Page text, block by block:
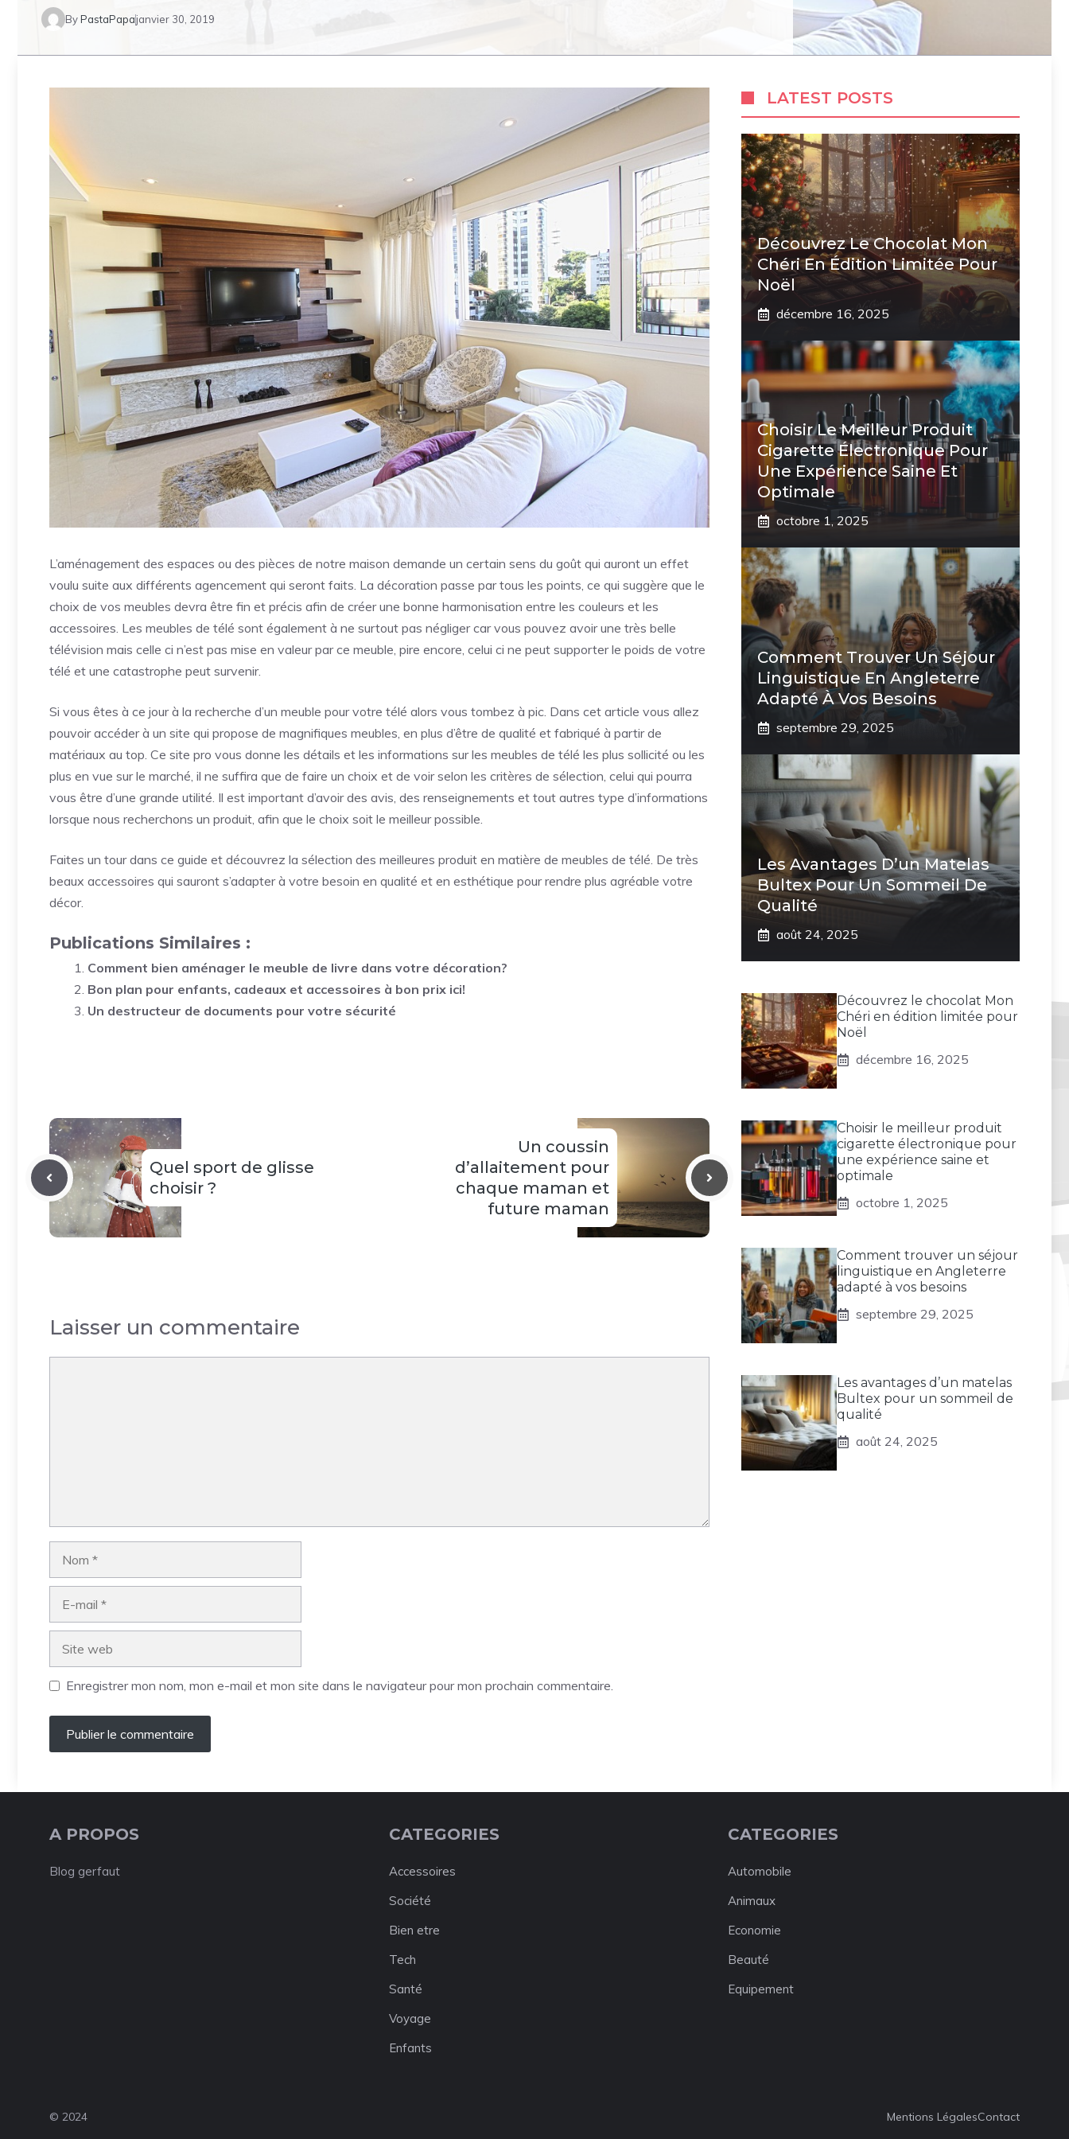
ByPastaPapajanvier 30, 2019
L’aménagement des espaces ou des pièces de notre maison demande un certain sens du goût qui auront un effet
voulu suite aux différents agencement qui seront faits. La décoration passe par tous les points, ce qui suggère que le
choix de vos meubles devra être fin et précis afin de créer une bonne harmonisation entre les couleurs et les
accessoires. Les meubles de télé sont également à ne surtout pas négliger car vous pouvez avoir une très belle
télévision mais celle ci n’est pas mise en valeur par ce meuble, pire encore, celui ci ne peut supporter le poids de votre
télé et une catastrophe peut survenir.
Si vous êtes à ce jour à la recherche d’un meuble pour votre télé alors vous tombez à pic. Dans cet article vous allez
pouvoir accéder à un site qui propose de magnifiques meubles, en plus d’être de qualité et fabriqué à partir de
matériaux au top. Ce site pro vous donne les détails et les informations sur les meubles de télé les plus sollicité ou les
plus en vue sur le marché, il ne suffira que de faire un choix et de voir selon les critères de sélection, celui qui pourra
vous être d’une grande utilité. Il est important d’avoir des avis, des renseignements et tout autres type d’informations
lorsque nous recherchons un produit, afin que le choix soit le meilleur possible.
Faites un tour dans ce guide et découvrez la sélection des meilleures produit en matière de meubles de télé. De très
beaux accessoires qui sauront s’adapter à votre besoin en qualité et en esthétique pour rendre plus agréable votre
décor.
Publications Similaires :
Comment bien aménager le meuble de livre dans votre décoration?
Bon plan pour enfants, cadeaux et accessoires à bon prix ici!
Un destructeur de documents pour votre sécurité
Quel sport de glisse
choisir ?
Un coussin
d’allaitement pour
chaque maman et
future maman
Laisser un commentaire
Enregistrer mon nom, mon e-mail et mon site dans le navigateur pour mon prochain commentaire.
LATEST POSTS
Découvrez Le Chocolat Mon
Chéri En Édition Limitée Pour
Noël
décembre 16, 2025
Choisir Le Meilleur Produit
Cigarette Électronique Pour
Une Expérience Saine Et
Optimale
octobre 1, 2025
Comment Trouver Un Séjour
Linguistique En Angleterre
Adapté À Vos Besoins
septembre 29, 2025
Les Avantages D’un Matelas
Bultex Pour Un Sommeil De
Qualité
août 24, 2025
Découvrez le chocolat Mon
Chéri en édition limitée pour
Noël
décembre 16, 2025
Choisir le meilleur produit
cigarette électronique pour
une expérience saine et
optimale
octobre 1, 2025
Comment trouver un séjour
linguistique en Angleterre
adapté à vos besoins
septembre 29, 2025
Les avantages d’un matelas
Bultex pour un sommeil de
qualité
août 24, 2025
A PROPOS
Blog gerfaut
CATEGORIES
Accessoires
Société
Bien etre
Tech
Santé
Voyage
Enfants
CATEGORIES
Automobile
Animaux
Economie
Beauté
Equipement
© 2024 Mentions LégalesContact